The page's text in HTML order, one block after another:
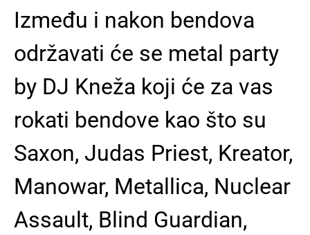
Između i nakon bendova
održavati će se metal party
by DJ Kneža koji će za vas
rokati bendove kao što su
Saxon, Judas Priest, Kreator,
Manowar, Metallica, Nuclear
Assault, Blind Guardian,